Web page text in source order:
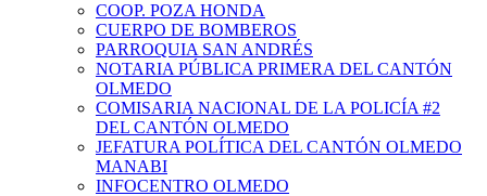
COOP. POZA HONDA
CUERPO DE BOMBEROS
PARROQUIA SAN ANDRÉS
NOTARIA PÚBLICA PRIMERA DEL CANTÓN
OLMEDO
COMISARIA NACIONAL DE LA POLICÍA #2
DEL CANTÓN OLMEDO
JEFATURA POLÍTICA DEL CANTÓN OLMEDO
MANABI
INFOCENTRO OLMEDO